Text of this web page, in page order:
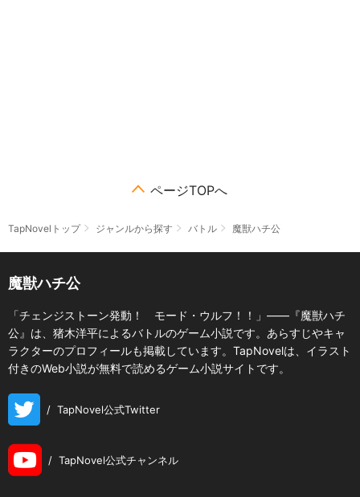
ページTOPへ
TapNovelトップ ジャンルから探す バトル 魔獣ハチ公
魔獣ハチ公
「チェンジストーン発動！ モード・ウルフ！！」――『魔獣ハチ
公』は、猪木洋平によるバトルのゲーム小説です。あらすじやキャ
ラクターのプロフィールも掲載しています。TapNovelは、イラスト
付きのWeb小説が無料で読めるゲーム小説サイトです。
/ TapNovel公式Twitter
/ TapNovel公式チャンネル